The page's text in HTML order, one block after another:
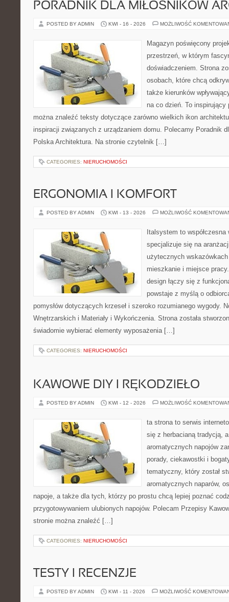
PORADNIK DLA MIŁOŚNIKÓW
POSTED BY ADMIN KWI - 16 - 2026 MOŻLIWOŚĆ
Magazyn poświęcony
przestrzeń, w którym
doświadczeniem. Strona
osobach, które chcą
także kierunków
na co dzień. To
można znaleźć teksty dotyczące zarówno wielkich ikon
inspiracji związanych z urządzaniem domu. Polecamy Poradnik
Polska Architektura. Na stronie czytelnik […]
CATEGORIES: NIERUCHOMOŚCI
ERGONOMIA I KOMFORT
POSTED BY ADMIN KWI - 13 - 2026 MOŻLIWOŚĆ
Italsystem to
specjalizuje się na
użytecznych
mieszkanie i miejsce
design łączy się z
powstaje z myślą o
pomysłów dotyczących krzeseł i szeroko rozumianego wygody.
Wnętrzarskich i Materiały i Wykończenia. Strona została
świadomie wybierać elementy wyposażenia […]
CATEGORIES: NIERUCHOMOŚCI
KAWOWE DIY I RĘKODZIEŁO
POSTED BY ADMIN KWI - 12 - 2026 MOŻLIWOŚĆ
ta strona to serwis
się z herbacianą tradycją, a
aromatycznych napojów
porady, ciekawostki i
tematyczny, który został
aromatycznych naparów,
napoje, a także dla tych, którzy po prostu chcą lepiej poznać
przygotowywaniem ulubionych napojów. Polecam Przepisy
stronie można znaleźć […]
CATEGORIES: NIERUCHOMOŚCI
TESTY I RECENZJE
POSTED BY ADMIN KWI - 11 - 2026 MOŻLIWOŚĆ